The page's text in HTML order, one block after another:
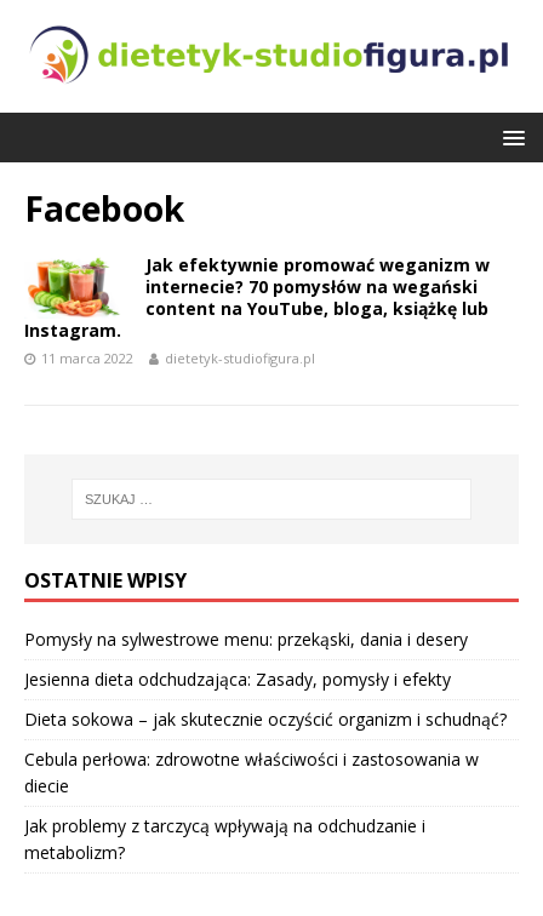
Facebook
Jak efektywnie promować weganizm w
internecie? 70 pomysłów na wegański
content na YouTube, bloga, książkę lub
Instagram.
11 marca 2022 dietetyk-studiofigura.pl
OSTATNIE WPISY
Pomysły na sylwestrowe menu: przekąski, dania i desery
Jesienna dieta odchudzająca: Zasady, pomysły i efekty
Dieta sokowa – jak skutecznie oczyścić organizm i schudnąć?
Cebula perłowa: zdrowotne właściwości i zastosowania w
diecie
Jak problemy z tarczycą wpływają na odchudzanie i
metabolizm?